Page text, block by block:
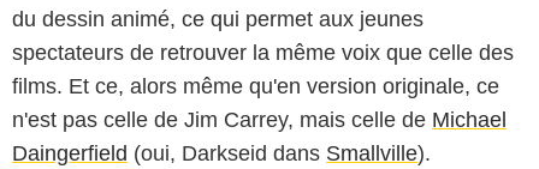
du dessin animé, ce qui permet aux jeunes
spectateurs de retrouver la même voix que celle des
films. Et ce, alors même qu'en version originale, ce
n'est pas celle de Jim Carrey, mais celle de Michael
Daingerfield (oui, Darkseid dans Smallville).